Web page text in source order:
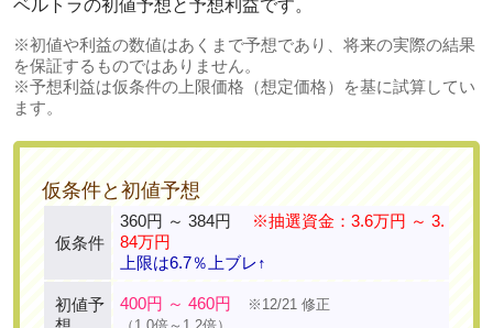
ベルトラの初値予想と予想利益です。
※初値や利益の数値はあくまで予想であり、将来の実際の結果
を保証するものではありません。
※予想利益は仮条件の上限価格（想定価格）を基に試算してい
ます。
仮条件と初値予想
仮条件
360円 ～ 384円
※抽選資金：3.6万円 ～ 3.
84万円
上限は6.7％上ブレ↑
初値予
400円 ～ 460円
※12/21 修正